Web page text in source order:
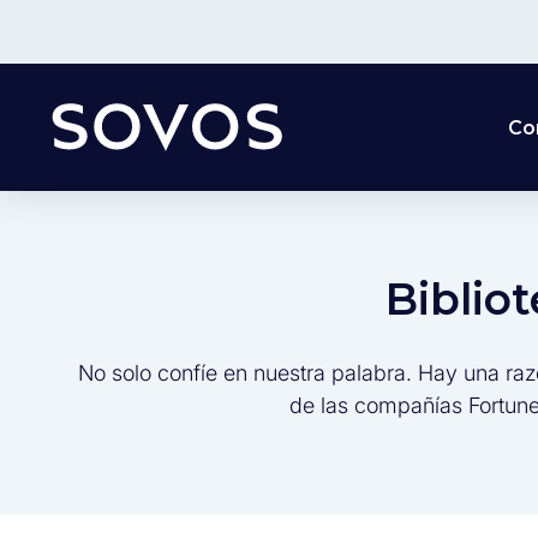
No solo confíe en nuestra palabra. Hay una
de las compañías